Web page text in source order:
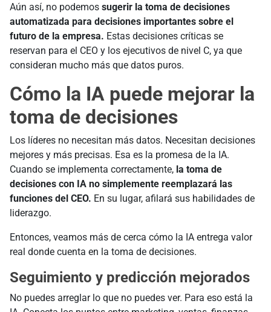
Aún así, no podemos sugerir la toma de decisiones
automatizada para decisiones importantes sobre el
futuro de la empresa. Estas decisiones críticas se
reservan para el CEO y los ejecutivos de nivel C, ya que
consideran mucho más que datos puros.
Cómo la IA puede mejorar la
toma de decisiones
Los líderes no necesitan más datos. Necesitan decisiones
mejores y más precisas. Esa es la promesa de la IA.
Cuando se implementa correctamente, la toma de
decisiones con IA no simplemente reemplazará las
funciones del CEO. En su lugar, afilará sus habilidades de
liderazgo.
Entonces, veamos más de cerca cómo la IA entrega valor
real donde cuenta en la toma de decisiones.
Seguimiento y predicción mejorados
No puedes arreglar lo que no puedes ver. Para eso está la